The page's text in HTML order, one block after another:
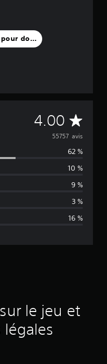
donner un avis
4.00 M
o
y
e
n
d
a
55757 avis
62 %
10 %
9 %
3 %
16 %
le jeu et